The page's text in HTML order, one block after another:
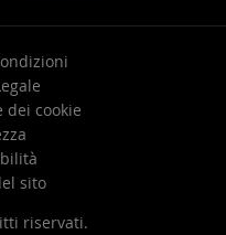
dei cookie
sito
riservati.